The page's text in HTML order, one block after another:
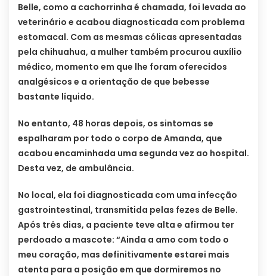
Belle, como a cachorrinha é chamada, foi levada ao
veterinário e acabou diagnosticada com problema
estomacal. Com as mesmas cólicas apresentadas
pela chihuahua, a mulher também procurou auxílio
médico, momento em que lhe foram oferecidos
analgésicos e a orientação de que bebesse
bastante líquido.
No entanto, 48 horas depois, os sintomas se
espalharam por todo o corpo de Amanda, que
acabou encaminhada uma segunda vez ao hospital.
Desta vez, de ambulância.
No local, ela foi diagnosticada com uma infecção
gastrointestinal, transmitida pelas fezes de Belle.
Após três dias, a paciente teve alta e afirmou ter
perdoado a mascote: “Ainda a amo com todo o
meu coração, mas definitivamente estarei mais
atenta para a posição em que dormiremos no